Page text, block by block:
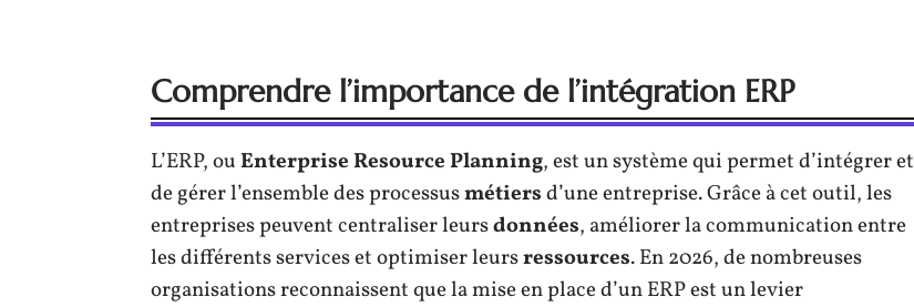
Comprendre l’importance de l’intégration ERP
L’ERP, ouEnterprise Resource Planning, est un système qui permet d’intégrer et
de gérer l’ensemble des processusmétiersd’une entreprise. Grâce à cet outil, les
entreprises peuvent centraliser leursdonnées, améliorer la communication entre
les différents services et optimiser leursressources. En 2026, de nombreuses
organisations reconnaissent que la mise en place d’un ERP est un levier